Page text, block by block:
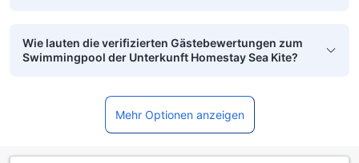
Wie lauten die verifizierten Gästebewertungen zum
Swimmingpool der Unterkunft Homestay Sea Kite?
Mehr Optionen anzeigen